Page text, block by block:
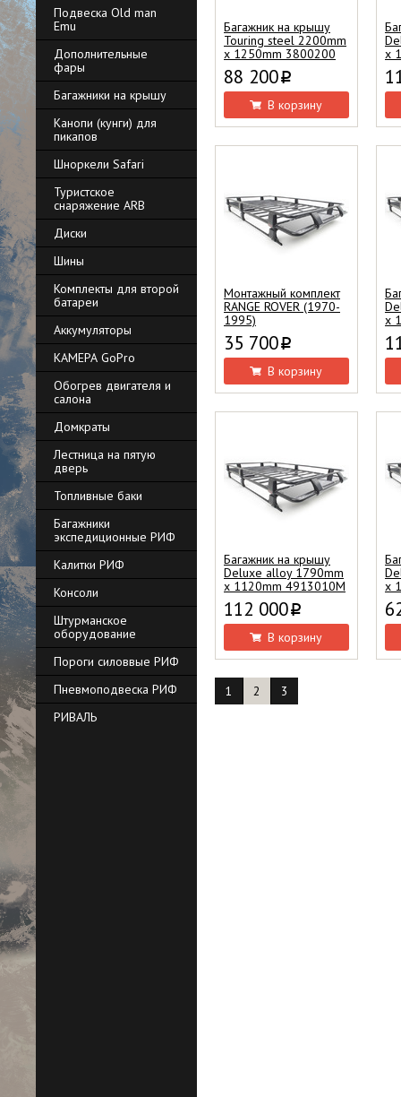
Подвеска Old man
Emu
Дополнительные
фары
Багажники на крышу
Канопи (кунги) для
пикапов
Шноркели Safari
Туристское
снаряжение ARB
Диски
Шины
Комплекты для второй
батареи
Аккумуляторы
КАМЕРА GoPro
Обогрев двигателя и
салона
Домкраты
Лестница на пятую
дверь
Топливные баки
Багажники
экспедиционные РИФ
Калитки РИФ
Консоли
Штурманское
оборудование
Пороги силоввые РИФ
Пневмоподвеска РИФ
РИВАЛЬ
Багажник на крышу
Touring steel 2200mm
x 1250mm 3800200
88 200 i
В корзину
x
Монтажный комплект
RANGE ROVER (1970-
1995)
35 700 i
В корзину
x
Багажник на крышу
Deluxe alloy 1790mm
x 1120mm 4913010M
112 000 i
В корзину
x
1 2 3